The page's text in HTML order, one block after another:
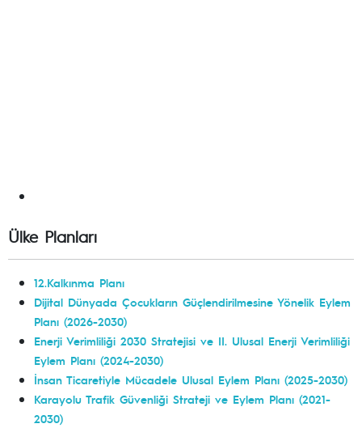
Ülke Planları
12.Kalkınma Planı
Dijital Dünyada Çocukların Güçlendirilmesine Yönelik Eylem
Planı (2026-2030)
Enerji Verimliliği 2030 Stratejisi ve II. Ulusal Enerji Verimliliği
Eylem Planı (2024-2030)
İnsan Ticaretiyle Mücadele Ulusal Eylem Planı (2025-2030)
Karayolu Trafik Güvenliği Strateji ve Eylem Planı (2021-
2030)